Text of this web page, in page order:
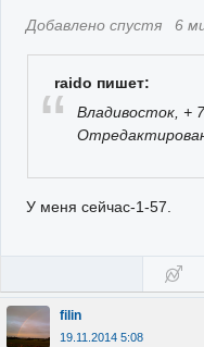
Добавлено спустя 6
raido пишет:
Владивосток, +
У меня сейчас-1-57.
filin
19.11.2014 5:08